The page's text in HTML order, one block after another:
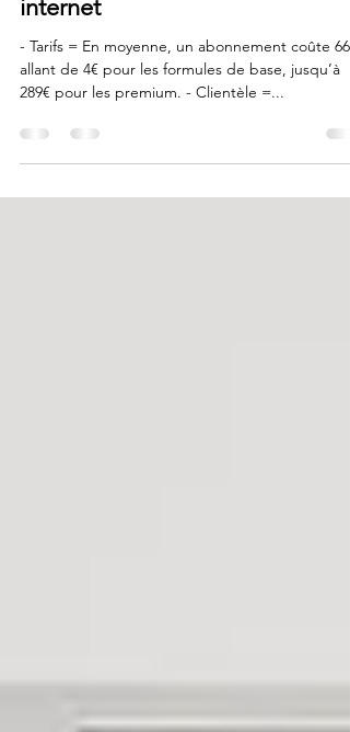
29 août 2024
5 outils pour créer son site
internet
- Tarifs = En moyenne, un abonnement coûte
289€ pour les premium. - Clientèle =...